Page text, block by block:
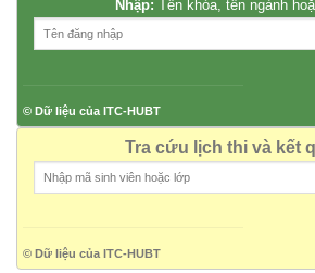
Nhập: Tên khóa, tên ngành
© Dữ liệu của ITC-HUBT
Tra cứu lịch thi và kết
© Dữ liệu của ITC-HUBT